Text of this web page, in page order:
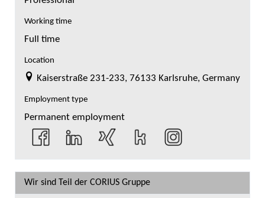
Working time
Full time
Location
Kaiserstraße 231-233, 76133 Karlsruhe, Germany
Employment type
Permanent employment
Wir sind Teil der CORIUS Gruppe